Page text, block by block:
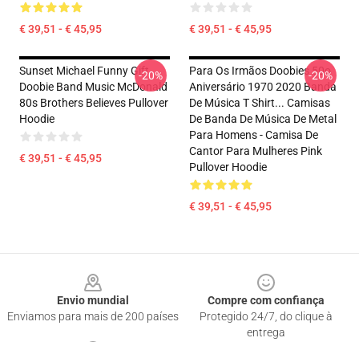
€ 39,51 - € 45,95 € 39,51 - € 45,95
Sunset Michael Funny Gift
Doobie Band Music McDonald
80s Brothers Believes Pullover
Hoodie
€ 39,51 - € 45,95
-20%
Para Os Irmãos Doobies 50o
Aniversário 1970 2020 Banda
De Música T Shirt... Camisas
De Banda De Música De Metal
Para Homens - Camisa De
Cantor Para Mulheres Pink
Pullover Hoodie
€ 39,51 - € 45,95
-20%
Envio mundial
Enviamos para mais de 200 países
Compre com confiança
Protegido 24/7, do clique à
entrega